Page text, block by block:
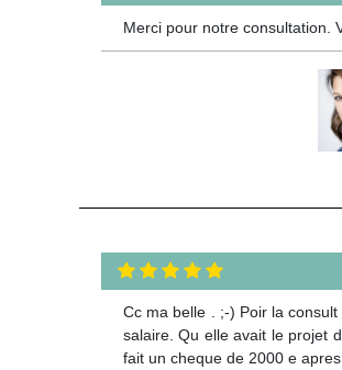
Merci pour notre consultation.
Cc ma belle . ;-) Poir la
salaire. Qu elle avait le projet
fait un cheque de 2000 e